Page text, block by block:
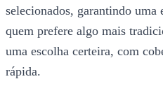
selecionados, garantindo uma
quem prefere algo mais
uma escolha certeira, com
rápida.